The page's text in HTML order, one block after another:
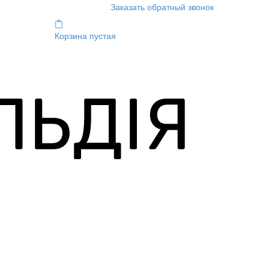
Заказать обратный звонок
Корзина пустая